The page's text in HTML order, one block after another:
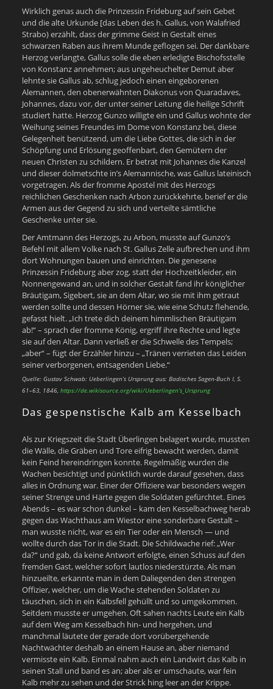
Wirklich genas auch die Prinzessin Frideburg auf sein Gebet
und die alte Urkunde [das Leben des h. Gallus, von Walafried
Strabo) erzählt, dass der grimme Geist in Gestalt eines
schwarzen Raben aus ihrem Munde geflogen sei. Der dankbare
Herzog verlangte, Gallus solle die eben erledigte Bischofsstelle
von Konstanz annehmen; aus ungeheuchelter Demut aber
lehnte sie Gallus ab, schlug jedoch einen eingeborenen
Alemannen, den obenerwähnten Diakonus von Quaradaves,
Johannes, dazu vor, der unter seiner Leitung die heilige Schrift
studiert hatte. Herzog Gunzo willigte ein und Gallus wohnte der
Weihung seines Freundes im Dome von Konstanz bei, diese
Gelegenheit benützend, um die Liebe Gottes, die sich in der
Schöpfung und Erlösung geoffenbart, den Gemütern der
neuen Christen zu schildern. Er betrat mit Johannes die Kanzel
und dieser dolmetschte in’s Alemannische, was Gallus lateinisch
vorgetragen. Als der fromme Apostel mit des Herzogs
reichlichen Geschenken nach Arbon zurückkehrte, berief er die
Armen aus der Gegend zu sich und verteilte sämtliche
Geschenke unter sie.
Der Amtmann des Herzogs, zu Arbon, musste auf Gunzo’s
Befehl mit allem Volke nach St. Gallus Zelle aufbrechen und ihm
dort Wohnungen bauen und einrichten. Die genesene
Prinzessin Frideburg aber zog, statt der Hochzeitkleider, ein
Nonnengewand an, und in solcher Gestalt fand ihr königlicher
Bräutigam, Sigebert, sie an dem Altar, wo sie mit ihm getraut
werden sollte und dessen Hörner sie, wie eine Schutz flehende,
gefasst hielt. „Ich trete dich deinem himmlischen Bräutigam
ab!“ – sprach der fromme König, ergriff ihre Rechte und legte
sie auf den Altar. Dann verließ er die Schwelle des Tempels;
„aber“ – fügt der Erzähler hinzu – „Tränen verrieten das Leiden
seiner verborgenen, entsagenden Liebe.“
Quelle: Gustav Schwab: Ueberlingen’s Ursprung aus: Badisches Sagen-Buch I, S.
61–63, 1846, https://de.wikisource.org/wiki/Ueberlingen’s_Ursprung
Das gespenstische Kalb am Kesselbach
Als zur Kriegszeit die Stadt Überlingen belagert wurde, mussten
die Wälle, die Gräben und Tore eifrig bewacht werden, damit
kein Feind hereindringen konnte. Regelmäßig wurden die
Wachen besichtigt und pünktlich wurde darauf gesehen, dass
alles in Ordnung war. Einer der Offiziere war besonders wegen
seiner Strenge und Härte gegen die Soldaten gefürchtet. Eines
Abends – es war schon dunkel – kam den Kesselbachweg herab
gegen das Wachthaus am Wiestor eine sonderbare Gestalt –
man wusste nicht, war es ein Tier oder ein Mensch — und
wollte durch das Tor in die Stadt. Die Schildwache rief: „Wer
da?“ und gab, da keine Antwort erfolgte, einen Schuss auf den
fremden Gast, welcher sofort lautlos niederstürzte. Als man
hinzueilte, erkannte man in dem Daliegenden den strengen
Offizier, welcher, um die Wache stehenden Soldaten zu
täuschen, sich in ein Kalbsfell gehüllt und so umgekommen.
Seitdem musste er umgehen. Oft sahen nachts Leute ein Kalb
auf dem Weg am Kesselbach hin- und hergehen, und
manchmal läutete der gerade dort vorübergehende
Nachtwächter deshalb an einem Hause an, aber niemand
vermisste ein Kalb. Einmal nahm auch ein Landwirt das Kalb in
seinen Stall und band es an; aber als er umschaute, war fein
Kalb mehr zu sehen und der Strick hing leer an der Krippe.